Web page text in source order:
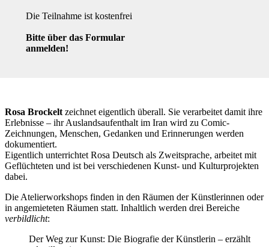
Die Teilnahme ist kostenfrei
Bitte über das Formular
anmelden!
Rosa Brockelt zeichnet eigentlich überall. Sie verarbeitet damit ihre
Erlebnisse – ihr Auslandsaufenthalt im Iran wird zu Comic-
Zeichnungen, Menschen, Gedanken und Erinnerungen werden
dokumentiert.
Eigentlich unterrichtet Rosa Deutsch als Zweitsprache, arbeitet mit
Geflüchteten und ist bei verschiedenen Kunst- und Kulturprojekten
dabei.
Die Atelierworkshops finden in den Räumen der Künstlerinnen oder
in angemieteten Räumen statt. Inhaltlich werden drei Bereiche
verbildlicht:
Der Weg zur Kunst: Die Biografie der Künstlerin – erzählt